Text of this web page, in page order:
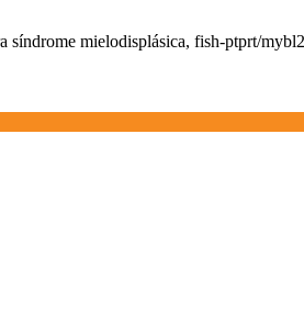
síndrome mielodisplásica, fish-ptprt/